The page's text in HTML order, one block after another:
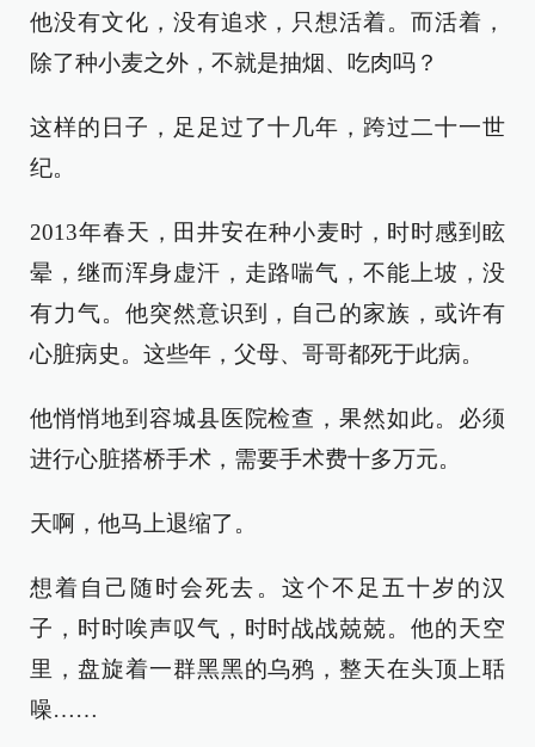
他没有文化，没有追求，只想活着。而活着，
除了种小麦之外，不就是抽烟、吃肉吗？
这样的日子，足足过了十几年，跨过二十一世
纪。
2013年春天，田井安在种小麦时，时时感到眩
晕，继而浑身虚汗，走路喘气，不能上坡，没
有力气。他突然意识到，自己的家族，或许有
心脏病史。这些年，父母、哥哥都死于此病。
他悄悄地到容城县医院检查，果然如此。必须
进行心脏搭桥手术，需要手术费十多万元。
天啊，他马上退缩了。
想着自己随时会死去。这个不足五十岁的汉
子，时时唉声叹气，时时战战兢兢。他的天空
里，盘旋着一群黑黑的乌鸦，整天在头顶上聒
噪……